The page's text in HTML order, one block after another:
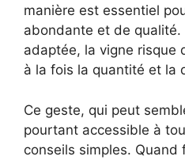
manière est essentiel
abondante et de qualité.
adaptée, la vigne risque
à la fois la quantité et la
Ce geste, qui peut
pourtant accessible à
conseils simples. Quand